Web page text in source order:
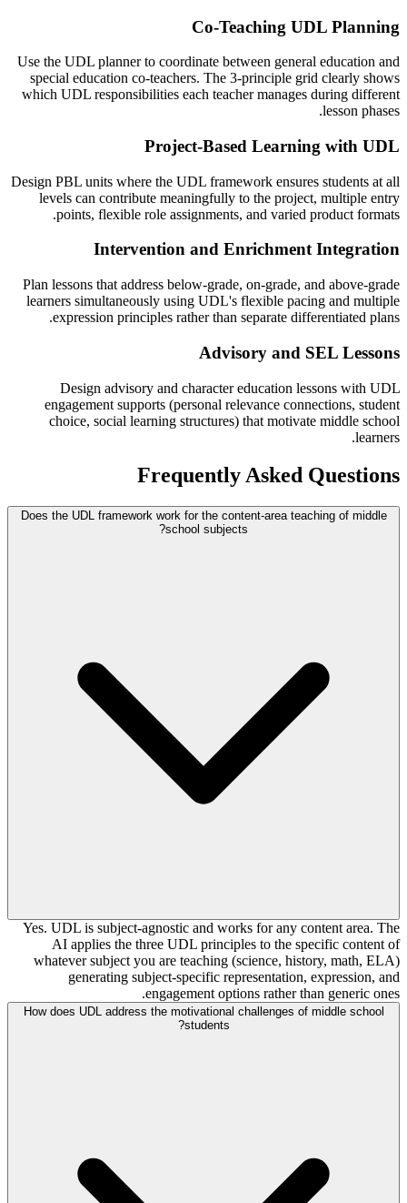
Co-Teaching UDL Planning
Use the UDL planner to coordinate between general education and
special education co-teachers. The 3-principle grid clearly shows
which UDL responsibilities each teacher manages during different
lesson phases.
Project-Based Learning with UDL
Design PBL units where the UDL framework ensures students at all
levels can contribute meaningfully to the project, multiple entry
points, flexible role assignments, and varied product formats.
Intervention and Enrichment Integration
Plan lessons that address below-grade, on-grade, and above-grade
learners simultaneously using UDL's flexible pacing and multiple
expression principles rather than separate differentiated plans.
Advisory and SEL Lessons
Design advisory and character education lessons with UDL
engagement supports (personal relevance connections, student
choice, social learning structures) that motivate middle school
learners.
Frequently Asked Questions
Does the UDL framework work for the content-area teaching of middle
school subjects?
Yes. UDL is subject-agnostic and works for any content area. The
AI applies the three UDL principles to the specific content of
whatever subject you are teaching (science, history, math, ELA)
generating subject-specific representation, expression, and
engagement options rather than generic ones.
How does UDL address the motivational challenges of middle school
students?